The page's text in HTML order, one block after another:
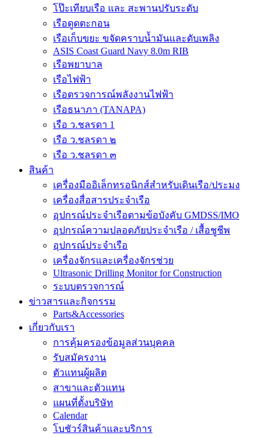
โป๊ะเทียบเรือ และ สะพานปรับระดับ
เรือดูดตะกอน
เรือเก็บขยะ ขจัดคราบน้ำมันและดับเพลิง
ASIS Coast Guard Navy 8.0m RIB
เรือพยาบาล
เรือไฟฟ้า
เรือตรวจการณ์พลังงานไฟฟ้า
เรือธนาภา (TANAPA)
เรือ ว.ชลรดา 1
เรือ ว.ชลรดา ๒
เรือ ว.ชลรดา ๓
สินค้า
เครื่องมืออิเล็กทรอนิกส์สำหรับเดินเรือ/ประมง
เครื่องสื่อสารประจำเรือ
อุปกรณ์ประจำเรือตามข้อบังคับ GMDSS/IMO
อุปกรณ์ความปลอดภัยประจำเรือ / เสื้อชูชีพ
อุปกรณ์ประจำเรือ
เครื่องจักรและเครื่องจักรช่วย
Ultrasonic Drilling Monitor for Construction
ระบบตรวจการณ์
ข่าวสารและกิจกรรม
Parts&Accessories
เกี่ยวกับเรา
การคุ้มครองข้อมูลส่วนบุคคล
รับสมัครงาน
ตัวแทนผู้ผลิต
สาขาและตัวแทน
แผนที่ตั้งบริษัท
Calendar
โบชัวร์สินค้าและบริการ